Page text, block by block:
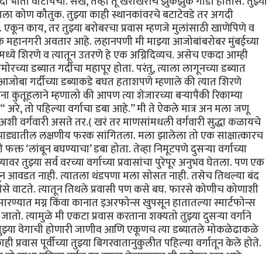
कोण कौतुक. तुझ्या काही स्थानकांवरचे बटाटेवडे तर अगदी
काय, तर तुझ्या बरोबरचा प्रवास म्हणजे मुलांसाठी खाणेपिणे व
अवतार आहे. लहानपणी मी माझ्या आजोबांबरोबर मुंबईच्या
शिरणे व त्यातून उतरणे हे एक अग्निदिव्यच. असेच एकदा आम्ही
डब्यात गर्दीचा महापूर होता. परंतु, त्याला लागूनच्या डब्यात
गर्दीच्या डब्याकडे बघत हताशपणे म्हणाले की त्यात शिरणे
कुतूहलाने म्हणालो की आपण त्या शेजारच्या बऱ्यापैकी रिकाम्या
तो पहिल्या वर्गाचा डबा आहे.’’ मी ते ऐकले मात्र अन मला जणू
वर्गवारी असते तर.( खरं तर माणसांमधली वर्गवारी सुद्धा कळायचे
लक्षणीय फरक सांगितला. मला झालेला तो एक साक्षात्कारच
फक्त ‘लांबून बघण्याचा’ डबा होता. तेव्हा निमूटपणे दुसऱ्या वर्गाच्या
तुझ्या सर्व वरच्या वर्गाच्या प्रवासांचा पुरेपूर अनुभव घेतला. पण एक
आवडत नाही. त्यातला थंडपणा मला सोसत नाही. तसेच तिथल्या बंद
त्यातून तिथले प्रवासी पण कसे बघ. फारसे कोणीच कोणाशी
मग्न किंवा कानात इअरफोन्स खुपसून हातातल्या स्मार्टफोन्स
त्यामुळे मी एकटा प्रवास करताना शक्यतो तुझ्या दुसऱ्या वर्गाने
वेगाची होणारी जाणीव आणि एकूणच त्या डब्यातले मोकळेढाकळे
पूर्वीच्या तुझ्या बिगरवातानुकुलीत पहिल्या वर्गातून केले होते.